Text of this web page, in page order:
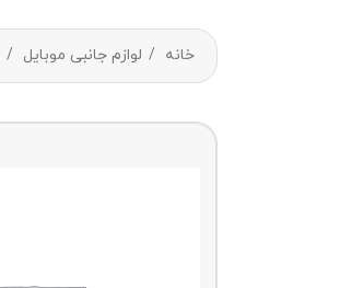
خانه لوازم جانبی موبایل